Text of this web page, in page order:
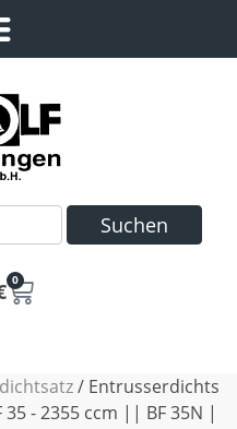
Suchen
0
/ Entrusserdichts
- 2355 ccm || BF 35N |